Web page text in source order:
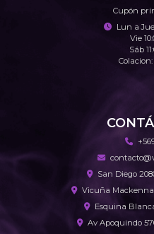
Cupón
Lun a Jue
Vie
Sáb
Colacion:
San Diego
Vicuña Mackenna
Esquina
Av Apoquindo